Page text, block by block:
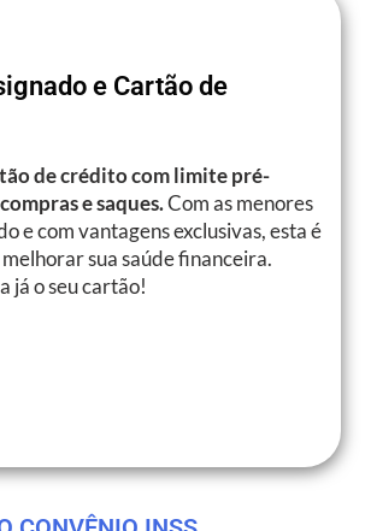
e Cartão de
de crédito com limite pré-
e saques.Com as menores
e com vantagens exclusivas, esta é
melhorar sua saúde financeira.
já o seu cartão!